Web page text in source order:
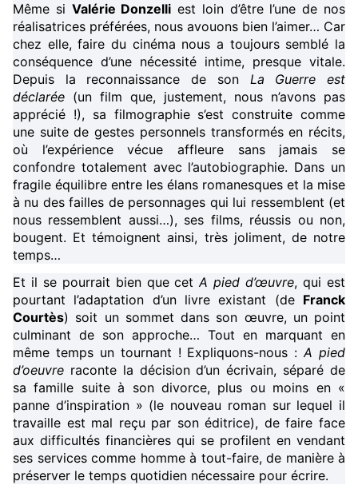
Même si Valérie Donzelli est loin d’être l’une de nos
réalisatrices préférées, nous avouons bien l’aimer… Car
chez elle, faire du cinéma nous a toujours semblé la
conséquence d’une nécessité intime, presque vitale.
Depuis la reconnaissance de son
La Guerre est
déclarée (un film que, justement, nous n’avons pas
apprécié !), sa filmographie s’est construite comme
une suite de gestes personnels transformés en récits,
où l’expérience vécue affleure sans jamais se
confondre totalement avec l’autobiographie. Dans un
fragile équilibre entre les élans romanesques et la mise
à nu des failles de personnages qui lui ressemblent (et
nous ressemblent aussi…), ses films, réussis ou non,
bougent. Et témoignent ainsi, très joliment, de notre
temps…
Et il se pourrait bien que cet A pied d’œuvre, qui est
pourtant l’adaptation d’un livre existant (de Franck
Courtès) soit un sommet dans son œuvre, un point
culminant de son approche… Tout en marquant en
même temps un tournant ! Expliquons-nous : A pied
d’oeuvre raconte la décision d’un écrivain, séparé de
sa famille suite à son divorce, plus ou moins en «
panne d’inspiration » (le nouveau roman sur lequel il
travaille est mal reçu par son éditrice), de faire face
aux difficultés financières qui se profilent en vendant
ses services comme homme à tout-faire, de manière à
préserver le temps quotidien nécessaire pour écrire.